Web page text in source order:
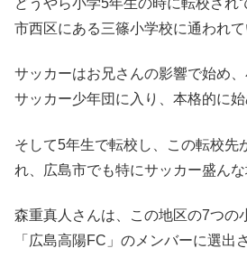
どうやら小学5年生の時に転校され
市西区にある三篠小学校に通われて
サッカーはお兄さんの影響で始め
サッカー少年団に入り、本格的に始
そして5年生で転校し、この転校先
れ、広島市でも特にサッカー盛んな
森重真人さんは、この地区の7つの
「広島高陽FC」のメンバーに選出